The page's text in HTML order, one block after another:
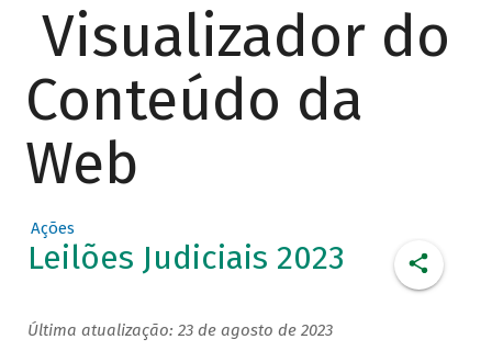
Visualizador do
Conteúdo da
Web
Ações
Leilões Judiciais 2023
Última atualização: 23 de agosto de 2023